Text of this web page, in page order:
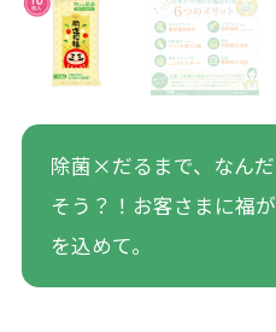
除菌×だるまで、なん
そう？！お客さまに福
を込めて。